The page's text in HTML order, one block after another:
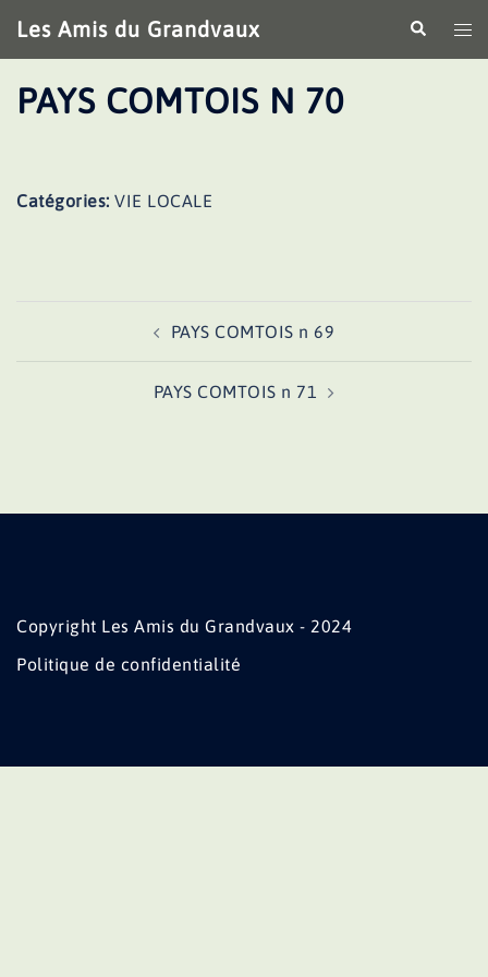
au
contenu
Les Amis du Grandvaux
le
PAYS COMTOIS N 70
Catégories: VIE LOCALE
PAYS COMTOIS n 69
PAYS COMTOIS n 71
Copyright Les Amis du Grandvaux - 2024
Politique de confidentialité